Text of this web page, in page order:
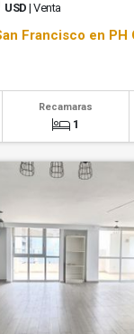
USD | Venta
Francisco en PH
Recamaras
1